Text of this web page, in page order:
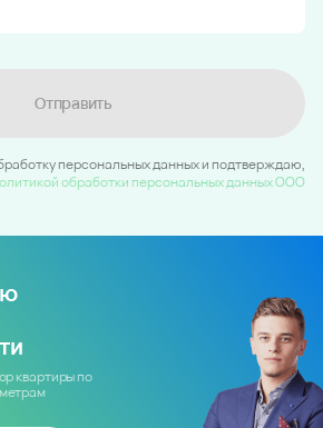
Отправить
персональных данных и подтверждаю,
обработки персональных данных ООО
квартиры по